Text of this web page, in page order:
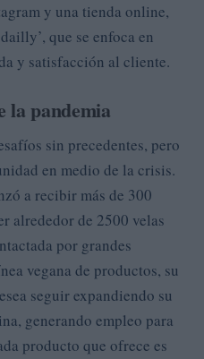
y una tienda online,
que se enfoca en
y satisfacción al cliente.
la pandemia
sin precedentes, pero
en medio de la crisis.
a recibir más de 300
alrededor de 2500 velas
por grandes
vegana de productos, su
seguir expandiendo su
generando empleo para
producto que ofrece es